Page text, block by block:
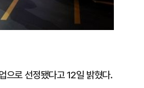
으로 선정됐다고 12일 밝혔다.